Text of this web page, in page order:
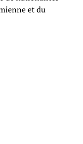
et du